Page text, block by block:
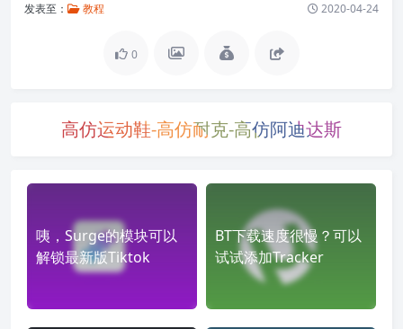
发表至： 教程 2020-04-24
0
高仿运动鞋-高仿耐克-高仿阿迪达斯
咦，Surge的模块可以
解锁最新版Tiktok
BT下载速度很慢？可以
试试添加Tracker